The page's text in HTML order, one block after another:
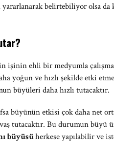
yararlanarak belirtebiliyor olsa
işinin ehli bir medyumla
yoğun ve hızlı şekilde etki
büyüleri daha hızlı tutacaktır.
büyünün etkisi çok daha net
tutacaktır. Bu durumun büyü
büyüsüherkese yapılabilir ve